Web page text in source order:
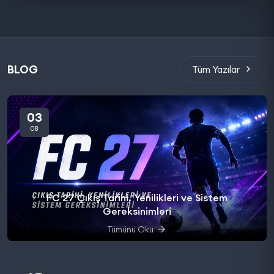
BLOG Tüm Yazılar
03
08
FC 27 Çıkış Tarihi, Yenilikleri ve Sistem
Gereksinimleri
Tümünü Oku